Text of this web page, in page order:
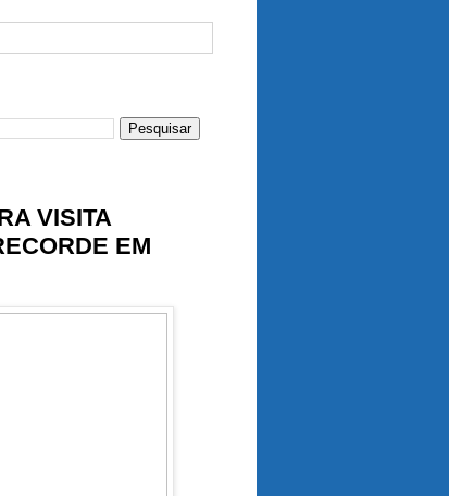
VISITA
EM